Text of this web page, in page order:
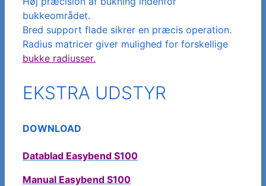
bukkeområdet.
Bred support flade sikrer en præcis operation.
Radius matricer giver mulighed for forskellige
bukke radiusser.
EKSTRA UDSTYR
DOWNLOAD
Datablad Easybend S100
Manual Easybend S100